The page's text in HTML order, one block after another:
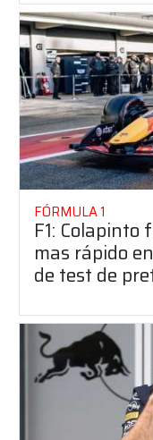
FÓRMULA 1
F1: Colapinto
mas rápido
de test de